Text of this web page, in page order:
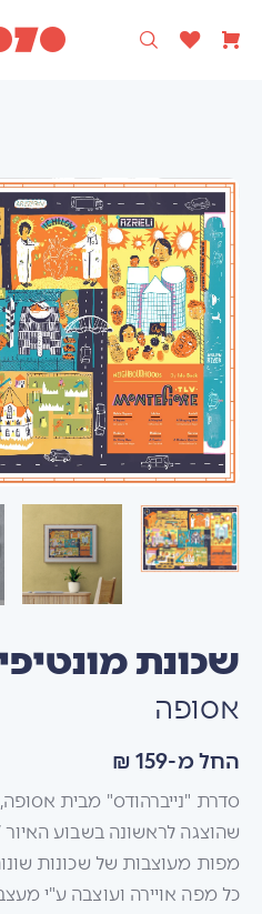
רק עיצוב
אסופהSAGA
שכונת
אסופה
החל מ-159 ₪
סדרת "נייברהודס" מבית אסופה,
שהוצגה לראשונה בשבוע האיור 2017
מפות מעוצבות של שכונות
כל מפה אויירה ועוצבה ע"י